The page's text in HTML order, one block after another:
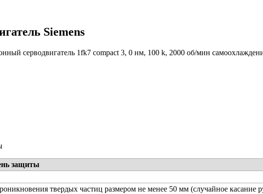
Siemens
серводвигатель 1fk7 compact 3, 0 нм, 100 k, 2000 об/мин
защиты
твердых частиц размером не менее 50 мм (случайное касание